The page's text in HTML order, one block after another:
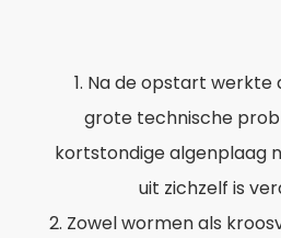
Na de opstart werkte
grote technische
kortstondige algenplaag
uit zichzelf is
Zowel wormen als